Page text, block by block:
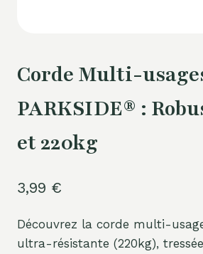
Corde Multi-
PARKSIDE® :
et 220kg
3,99 €
Découvrez la corde multi-
ultra-résistante (220kg),